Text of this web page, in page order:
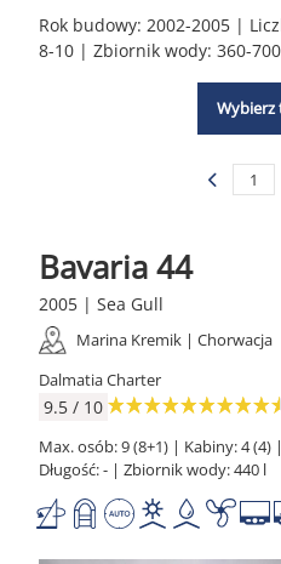
Rok budowy: 2002-2005 |
8-10 | Zbiornik wody: 360-
Wybierz
Bavaria 44
2005 | Sea Gull
Marina Kremik | Chorwacja
Dalmatia Charter
9.5 / 10
Max. osób: 9 (8+1) | Kabiny: 4 (4)
Długość: - | Zbiornik wody: 440 l